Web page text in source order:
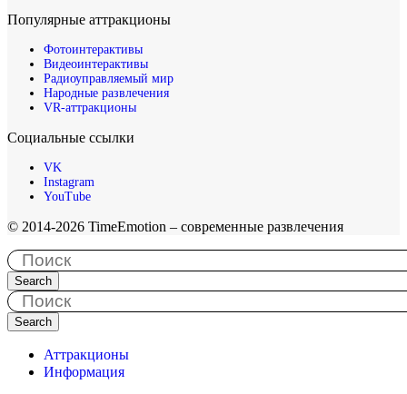
Популярные аттракционы
Фотоинтерактивы
Видеоинтерактивы
Радиоуправляемый мир
Народные развлечения
VR-аттракционы
Социальные ссылки
VK
Instagram
YouTube
© 2014-2026 TimeEmotion – современные развлечения
Search
Search
Аттракционы
Информация